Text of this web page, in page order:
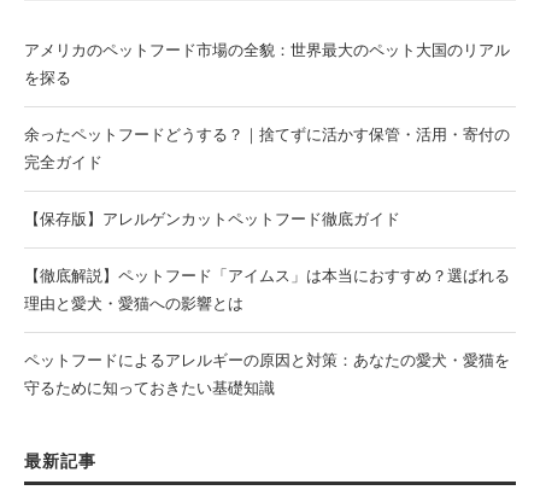
アメリカのペットフード市場の全貌：世界最大のペット大国のリアル
を探る
余ったペットフードどうする？｜捨てずに活かす保管・活用・寄付の
完全ガイド
【保存版】アレルゲンカットペットフード徹底ガイド
【徹底解説】ペットフード「アイムス」は本当におすすめ？選ばれる
理由と愛犬・愛猫への影響とは
ペットフードによるアレルギーの原因と対策：あなたの愛犬・愛猫を
守るために知っておきたい基礎知識
最新記事